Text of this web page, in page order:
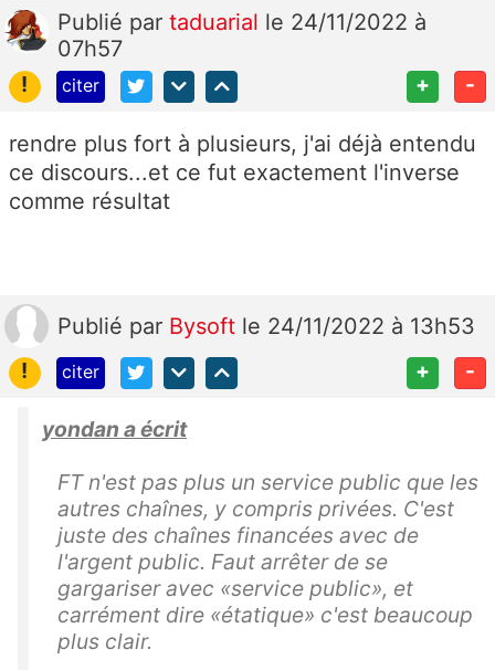
Publié par taduarial le 24/11/2022 à
07h57
!
citer + -
rendre plus fort à plusieurs, j'ai déjà entendu
ce discours...et ce fut exactement l'inverse
comme résultat
Publié par Bysoft le 24/11/2022 à 13h53
!
citer + -
yondan a écrit
FT n'est pas plus un service public que les
autres chaînes, y compris privées. C'est
juste des chaînes financées avec de
l'argent public. Faut arrêter de se
gargariser avec «service public», et
carrément dire «étatique» c'est beaucoup
plus clair.